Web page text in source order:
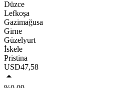
Düzce
Lefkoşa
Gazimağusa
Girne
Güzelyurt
İskele
Pristina
USD47,58